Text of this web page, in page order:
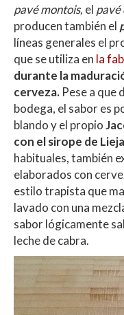
pavé montois, el pavé
producen también el
líneas generales el
que se utiliza en la
durante la
cerveza. Pese a que
bodega, el sabor es
blando y el propio
con el sirope de
habituales, también
elaborados con
estilo trapista que
lavado con una
sabor lógicamente
leche de cabra.